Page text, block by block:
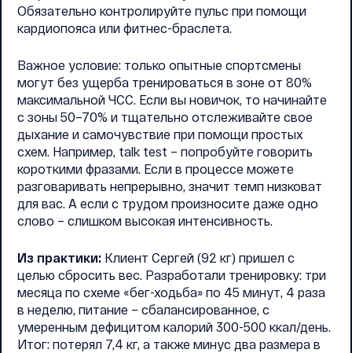
Обязательно контролируйте пульс при помощи
кардиопояса или фитнес-браслета.
Важное условие: только опытные спортсмены
могут без ущерба тренироваться в зоне от 80%
максимальной ЧСС. Если вы новичок, то начинайте
с зоны 50–70% и тщательно отслеживайте свое
дыхание и самочувствие при помощи простых
схем. Например, talk test – попробуйте говорить
короткими фразами. Если в процессе можете
разговаривать непрерывно, значит темп низковат
для вас. А если с трудом произносите даже одно
слово – слишком высокая интенсивность.
Из практики: Клиент Сергей (92 кг) пришел с
целью сбросить вес. Разработали тренировку: три
месяца по схеме «бег-ходьба» по 45 минут, 4 раза
в неделю, питание – сбалансированное, с
умеренным дефицитом калорий 300-500 ккал/день.
Итог: потерял 7,4 кг, а также минус два размера в